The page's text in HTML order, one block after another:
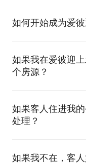
如何开始成为爱
如果我在爱彼迎
个房源？
如果客人住进我
处理？
如果我不在，客